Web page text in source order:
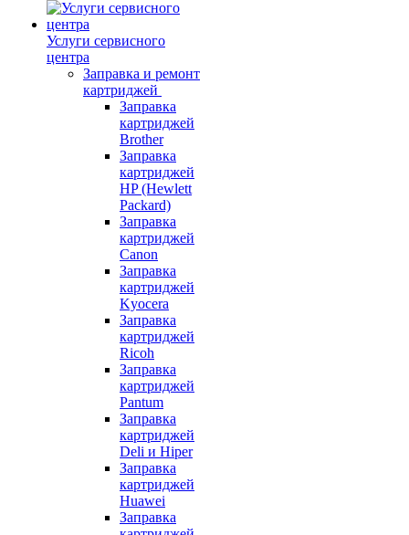
Услуги сервисного
центра
Заправка и ремонт
картриджей
Заправка
картриджей
Brother
Заправка
картриджей
HP (Hewlett
Packard)
Заправка
картриджей
Canon
Заправка
картриджей
Kyocera
Заправка
картриджей
Ricoh
Заправка
картриджей
Pantum
Заправка
картриджей
Deli и Hiper
Заправка
картриджей
Huawei
Заправка